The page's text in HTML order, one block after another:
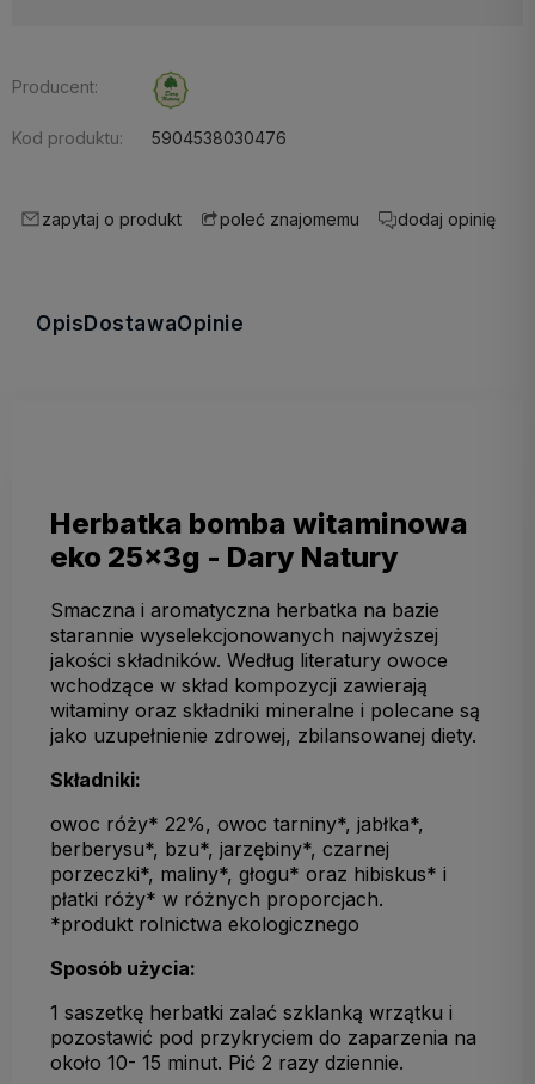
Producent:
Kod produktu: 5904538030476
zapytaj o produkt poleć znajomemu dodaj opinię
OpisDostawaOpinie
Herbatka bomba witaminowa
eko 25x3g - Dary Natury
Smaczna i aromatyczna herbatka na bazie
starannie wyselekcjonowanych najwyższej
jakości składników. Według literatury owoce
wchodzące w skład kompozycji zawierają
witaminy oraz składniki mineralne i polecane są
jako uzupełnienie zdrowej, zbilansowanej diety.
Składniki:
owoc róży* 22%, owoc tarniny*, jabłka*,
berberysu*, bzu*, jarzębiny*, czarnej
porzeczki*, maliny*, głogu* oraz hibiskus* i
płatki róży* w różnych proporcjach.
*produkt rolnictwa ekologicznego
Sposób użycia:
1 saszetkę herbatki zalać szklanką wrzątku i
pozostawić pod przykryciem do zaparzenia na
około 10- 15 minut. Pić 2 razy dziennie.